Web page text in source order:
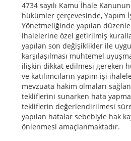
4734 sayılı Kamu İhale
hükümler çerçevesinde, Yapım
Yönetmeliğinde yapılan
ihalelerine özel getirilmiş
yapılan son değişiklikler ile
karşılaşılması muhtemel
ilişkin dikkat edilmesi gereken
ve katılımcıların yapım işi
mevzuata hakim olmaları
tekliflerini sunarken hata
tekliflerin değerlendirilmesi
yapılan hatalar sebebiyle hak
önlenmesi amaçlanmaktadır.